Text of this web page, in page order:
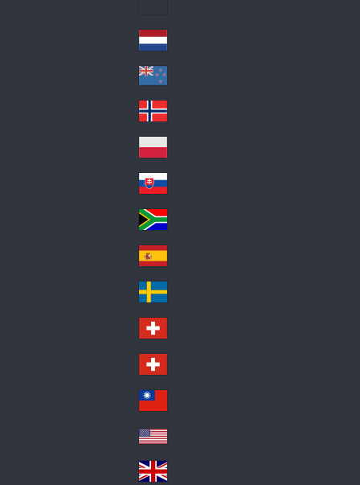
Lat
in
A
me
ric
a
Ne
the
rla
nd
s
Ne
w
Ze
ala
nd
No
rw
ay
Pol
an
d
Slo
va
kia
So
uth
Af
ric
a
Sp
ain
Sw
ed
en
Sw
itz
erl
an
d
Sw
itz
erl
an
d
wa
n
A